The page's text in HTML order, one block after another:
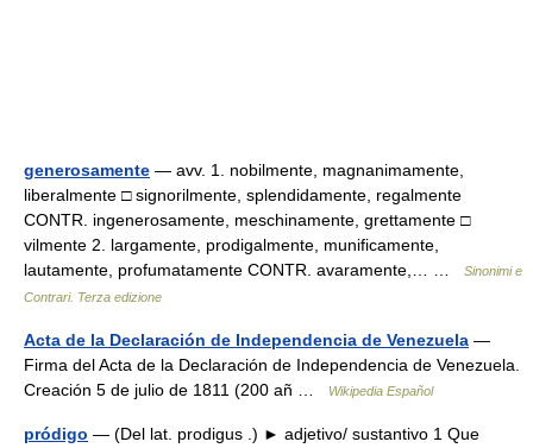
generosamente — avv. 1. nobilmente, magnanimamente,
liberalmente □ signorilmente, splendidamente, regalmente
CONTR. ingenerosamente, meschinamente, grettamente □
vilmente 2. largamente, prodigalmente, munificamente,
lautamente, profumatamente CONTR. avaramente,… …
Sinonimi e
Contrari. Terza edizione
Acta de la Declaración de Independencia de Venezuela —
Firma del Acta de la Declaración de Independencia de Venezuela.
Creación 5 de julio de 1811 (200 añ …
Wikipedia Español
pródigo — (Del lat. prodigus .) ► adjetivo/ sustantivo 1 Que